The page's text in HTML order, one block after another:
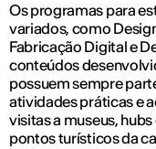
Os programas para
variados, como
Fabricação Digital e
conteúdos
possuem sempre
atividades práticas e
visitas a museus,
pontos turísticos da